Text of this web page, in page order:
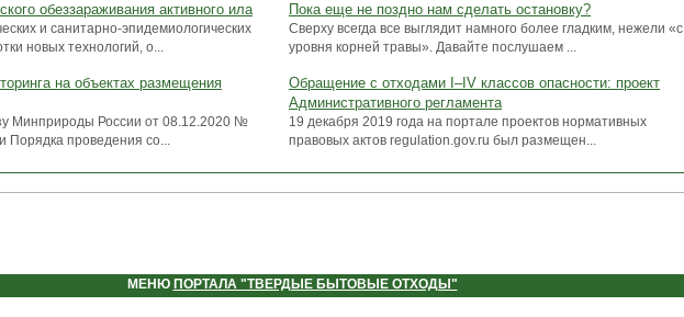
обеззараживания активного ила
и санитарно-эпидемиологических
новых технологий, о...
Пока еще не поздно нам сделать остановку?
Сверху всегда все выглядит намного более гладким, нежели «с
уровня корней травы». Давайте послушаем ...
на объектах размещения
Минприроды России от 08.12.2020 №
Порядка проведения со...
Обращение с отходами I–IV классов опасности: проект
Административного регламента
19 декабря 2019 года на портале проектов нормативных
правовых актов regulation.gov.ru был размещен...
МЕНЮ ПОРТАЛА "ТВЕРДЫЕ БЫТОВЫЕ ОТХОДЫ"